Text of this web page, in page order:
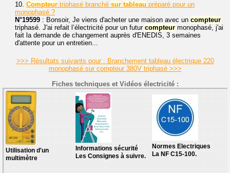
10. Compteur triphasé branché sur tableau préparé pour un
monophasé ?
N°19599 : Bonsoir, Je viens d'acheter une maison avec un compteur
triphasé. J'ai refait l’électricité pour un futur compteur monophasé, j'ai
fait la demande de changement auprès d'ENEDIS, 3 semaines
d'attente pour un entretien...
>>> Résultats suivants pour : Branchement tableau électrique 220
monophasé sur compteur 380V triphasé >>>
Fiches techniques et Vidéos électricité :
Utilisation d'un
multimètre
Informations sécurité
Les Consignes à suivre.
Normes Electriques
La NF C15-100.